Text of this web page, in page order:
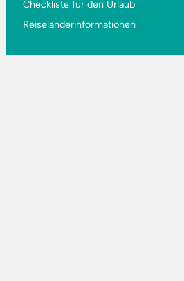
Checkliste für den Urlaub
Reiseländerinformationen